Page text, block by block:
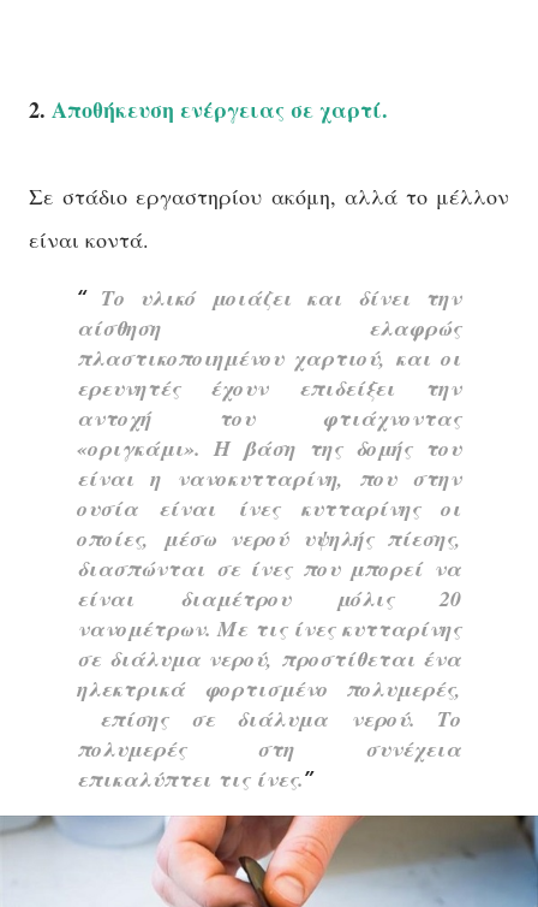
2. Αποθήκευση ενέργειας σε χαρτί.
Σε στάδιο εργαστηρίου ακόμη, αλλά το μέλλον
είναι κοντά.
Το υλικό μοιάζει και δίνει την
αίσθηση ελαφρώς
πλαστικοποιημένου χαρτιού, και οι
ερευνητές έχουν επιδείξει την
αντοχή του φτιάχνοντας
«οριγκάμι». Η βάση της δομής του
είναι η νανοκυτταρίνη, που στην
ουσία είναι ίνες κυτταρίνης οι
οποίες, μέσω νερού υψηλής πίεσης,
διασπώνται σε ίνες που μπορεί να
είναι διαμέτρου μόλις 20
νανομέτρων. Με τις ίνες κυτταρίνης
σε διάλυμα νερού, προστίθεται ένα
ηλεκτρικά φορτισμένο πολυμερές,
επίσης σε διάλυμα νερού. Το
πολυμερές στη συνέχεια
επικαλύπτει τις ίνες.